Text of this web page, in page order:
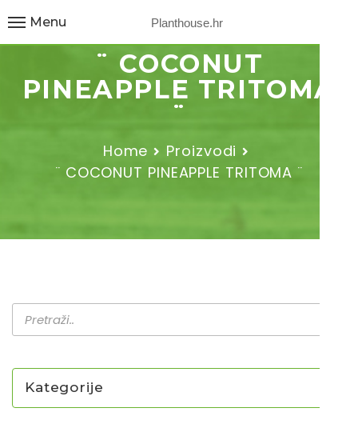
Planthouse.hr
Menu
¨ COCONUT
PINEAPPLE TRITOMA
¨
Home
Proizvodi
¨ COCONUT PINEAPPLE TRITOMA ¨
Kategorije